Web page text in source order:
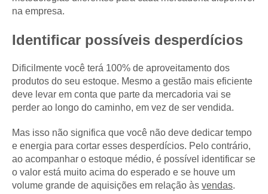
na empresa.
Identificar possíveis desperdícios
Dificilmente você terá 100% de aproveitamento dos
produtos do seu estoque. Mesmo a gestão mais eficiente
deve levar em conta que parte da mercadoria vai se
perder ao longo do caminho, em vez de ser vendida.
Mas isso não significa que você não deve dedicar tempo
e energia para cortar esses desperdícios. Pelo contrário,
ao acompanhar o estoque médio, é possível identificar se
o valor está muito acima do esperado e se houve um
volume grande de aquisições em relação às vendas.